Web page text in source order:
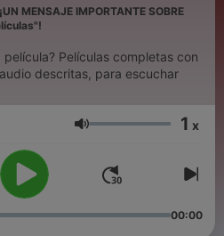
MENSAJE IMPORTANTE SOBRE
Películas completas con
descritas, para escuchar
Volumen 1 x
00:00